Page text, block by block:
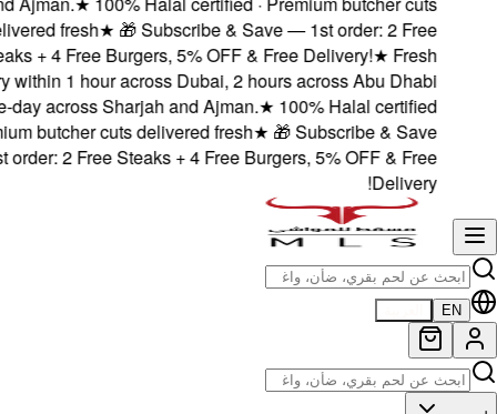
delivered fresh
Steaks + 4 Free
delivery within 1
& same-day across
· Premium butcher
— 1st order: 2 Free